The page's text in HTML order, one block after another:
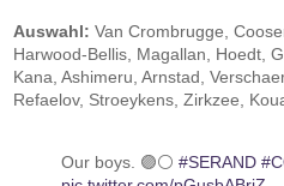
Auswahl: Van Crombrugge,
Harwood-Bellis, Magallan, Hoedt,
Kana, Ashimeru, Arnstad,
Refaelov, Stroeykens, Zirkzee,
Our boys. 🟣⚪#SERAND